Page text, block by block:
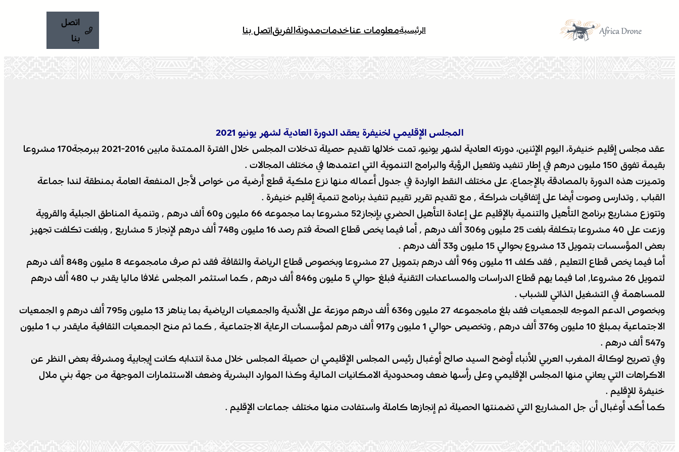
الرئيسيةمعلومات عناخدماتمدونةالفريقاتصل بنا
اتصل
بنا
المجلس الإقليمي لخنيفرة يعقد الدورة العادية لشهر يونيو 2021
عقد مجلس إقليم خنيفرة، اليوم الإثنين، دورته العادية لشهر يونيو، تمت خلالها تقديم حصيلة تدخلات المجلس خلال الفترة الممتدة مابين 2016-2021 ببرمجة170 مشروعا
بقيمة تفوق 150 مليون درهم في إطار تنفيد وتفعيل الرؤية والبرامج التنموية التي اعتمدها في مختلف المجالات .
وتميزت هذه الدورة بالمصادقة بالإجماع، على مختلف النقط الواردة في جدول أعماله منها نزع ملكية قطع أرضية من خواص لأجل المنفعة العامة بمنطقة لندا جماعة
القباب ٬ وتدارس وصوت أيضا على إتفاقيات شراكة ٬ مع تقديم تقرير تقييم تنفيذ برنامج تنمية إقليم خنيفرة .
وتتوزع مشاريع برنامج التأهيل والتنمية بالإقليم على إعادة التأهيل الحضري بإنجاز52 مشروعا بما مجموعه 66 مليون و60 ألف درهم ٬ وتنمية المناطق الجبلية والقروية
وزعت على 40 مشروعا بتكلفة بلغت 25 مليون و306 ألف درهم ٬ أما فيما يخص قطاع الصحة فتم رصد 16 مليون و748 ألف درهم لإنجاز 5 مشاريع ٬ وبلغت تكلفت تجهيز
بعض المؤسسات بتمويل 13 مشروع بحوالي 15 مليون و33 ألف درهم .
أما فيما يخص قطاع التعليم ٬ فقد كلف 11 مليون و96 ألف درهم بتمويل 27 مشروعا وبخصوص قطاع الرياضة والثقافة فقد ثم صرف مامجموعه 8 مليون و848 ألف درهم
لتمويل 26 مشروعا٬ اما فيما يهم قطاع الدراسات والمساعدات التقنية فبلغ حوالي 5 مليون و846 ألف درهم ٬ كما استثمر المجلس غلافا ماليا يقدر ب 480 ألف درهم
للمساهمة في التشغيل الذاتي للشباب .
وبخصوص الدعم الموجه للجمعيات فقد بلغ مامجموعه 27 مليون و636 ألف درهم موزعة على الأندية والجمعيات الرياضية بما يناهز 13 مليون و795 ألف درهم و الجمعيات
الاجتماعية بمبلغ 10 مليون و376 ألف درهم ٬ وتخصيص حوالي 1 مليون و917 ألف درهم لمؤسسات الرعاية الاجتماعية ٬ كما ثم منح الجمعيات الثقافية مايقدر ب 1 مليون
و547 ألف درهم .
وفي تصريح لوكالة المغرب العربي للأنباء أوضح السيد صالح أوغبال رئيس المجلس الإقليمي ان حصيلة المجلس خلال مدة انتدابه كانت إيجابية ومشرفة بعض النظر عن
الاكراهات التي يعاني منها المجلس الإقليمي وعلى رأسها ضعف ومحدودية الامكانيات المالية وكذا الموارد البشرية وضعف الاستثمارات الموجهة من جهة بني ملال
خنيفرة للإقليم .
كما أكد أوغبال أن جل المشاريع التي تضمنتها الحصيلة ثم إنجازها كاملة واستفادت منها مختلف جماعات الإقليم .